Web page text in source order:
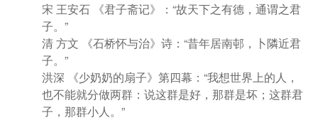
宋 王安石 《君子斋记》：“故天下之有德，通谓之君
子。”
清 方文 《石桥怀与治》诗：“昔年居南邨，卜隣近君
子。”
洪深 《少奶奶的扇子》第四幕：“我想世界上的人，
也不能就分做两群：说这群是好，那群是坏；这群君
子，那群小人。”